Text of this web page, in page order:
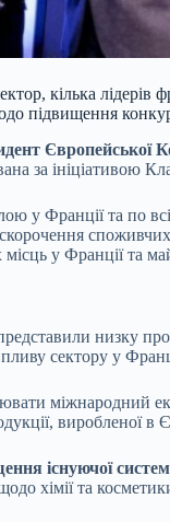
кілька
підвищення
Європейської
за
у Франції та по
у Франції та
низку
сектору у
міжнародний
виробленої в
існуючої
хімії та